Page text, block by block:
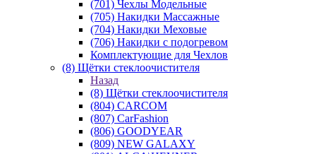
(701) Чехлы Модельные
(705) Накидки Массажные
(704) Накидки Меховые
(706) Накидки с подогревом
Комплектующие для Чехлов
(8) Щётки стеклоочистителя
Назад
(8) Щётки стеклоочистителя
(804) CARCOM
(807) CarFashion
(806) GOODYEAR
(809) NEW GALAXY